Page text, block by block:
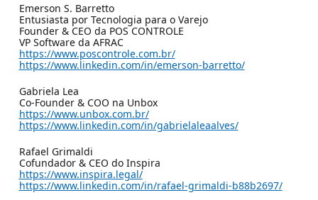
Emerson S. Barretto
Entusiasta por Tecnologia para o Varejo
Founder & CEO da POS CONTROLE
VP Software da AFRAC
https://www.poscontrole.com.br/
https://www.linkedin.com/in/emerson-barretto/
Gabriela Lea
Co-Founder & COO na Unbox
https://www.unbox.com.br/
https://www.linkedin.com/in/gabrielaleaalves/
Rafael Grimaldi
Cofundador & CEO do Inspira
https://www.inspira.legal/
https://www.linkedin.com/in/rafael-grimaldi-b88b2697/